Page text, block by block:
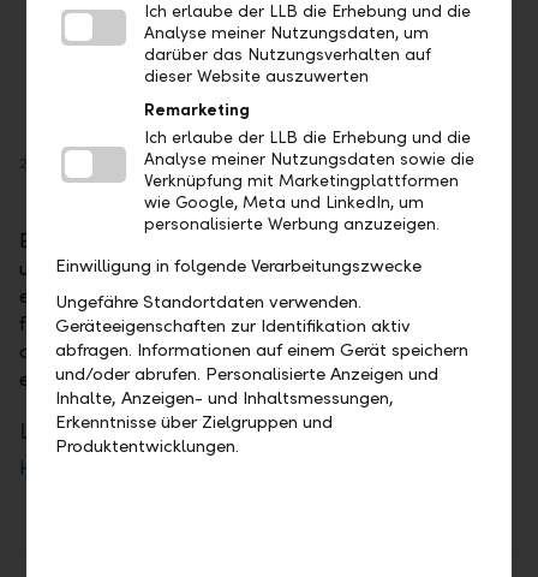
25. Juni 2026: Bluebones (Rock / Blues)
Ein herzliches Dankeschön an alle Besucherinnen
und Besucher, die den LLB Sommer im Hof 2026 zu
einem unvergesslichen Erlebnis gemacht haben. Wir
freuen uns schon heute auf die nächste Ausgabe und
auf viele weitere musikalische Sommernächte mit
euch.
LLB Sommer im Hof
Hier
Ich erlaube der LLB die Erhebung und die
Analyse meiner Nutzungsdaten, um
darüber das Nutzungsverhalten auf
dieser Website auszuwerten
Remarketing
Ich erlaube der LLB die Erhebung und die
Analyse meiner Nutzungsdaten sowie die
Verknüpfung mit Marketingplattformen
wie Google, Meta und LinkedIn, um
personalisierte Werbung anzuzeigen.
Einwilligung in folgende Verarbeitungszwecke
Ungefähre Standortdaten verwenden.
Geräteeigenschaften zur Identifikation aktiv
abfragen. Informationen auf einem Gerät speichern
und/oder abrufen. Personalisierte Anzeigen und
Inhalte, Anzeigen- und Inhaltsmessungen,
Erkenntnisse über Zielgruppen und
Produktentwicklungen.